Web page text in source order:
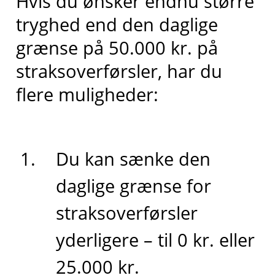
tryghed end den daglige
grænse på 50.000 kr. på
straksoverførsler, har du
flere muligheder:
Du kan sænke den
daglige grænse for
straksoverførsler
yderligere – til 0 kr. eller
25.000 kr.